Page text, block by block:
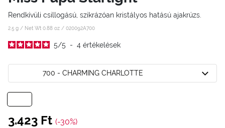
Rendkívüli csillogású, szikrázóan kristályos hatású ajakrúzs.
2.5 g / Net Wt 0.88 oz / 020092A700
5/5 - 4 értékelések
700 - CHARMING CHARLOTTE
3.423 Ft (-30%)